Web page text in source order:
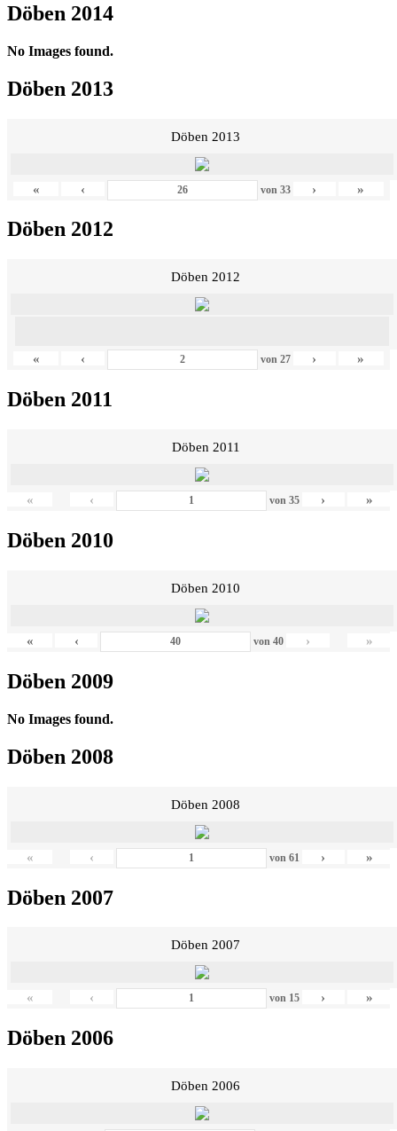
Döben 2014
No Images found.
Döben 2013
Döben 2013
« ‹ von 33 › »
Döben 2012
Döben 2012
« ‹ von 27 › »
Döben 2011
Döben 2011
« ‹ von 35 › »
Döben 2010
Döben 2010
« ‹ von40 › »
Döben 2009
No Images found.
Döben 2008
Döben 2008
« ‹ von 61 › »
Döben 2007
Döben 2007
« ‹ von 15 › »
Döben 2006
Döben 2006